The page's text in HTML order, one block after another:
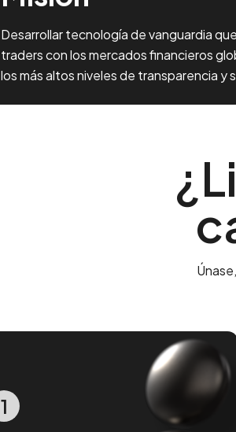
Desarrollar tecnología de vanguardia
traders con los mercados financieros
los más altos niveles de transparencia y
1